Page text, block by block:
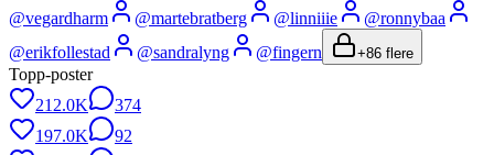
@vegardharm @martebratberg @linniiie @ronnybaa
@erikfollestad @sandralyng @fingern +86 flere
Topp-poster
212.0K
374
197.0K
92